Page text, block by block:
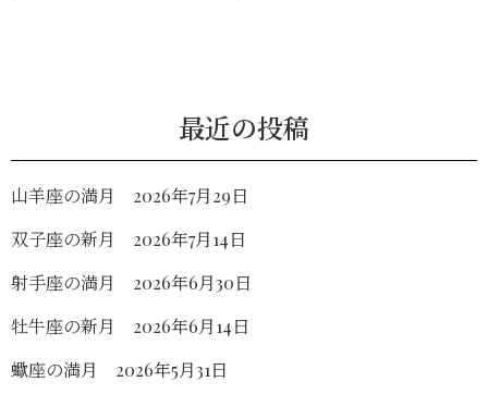
最近の投稿
山羊座の満月 2026年7月29日
双子座の新月 2026年7月14日
射手座の満月 2026年6月30日
牡牛座の新月 2026年6月14日
蠍座の満月 2026年5月31日